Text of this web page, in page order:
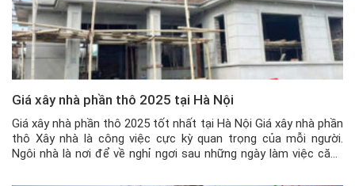
Giá xây nhà phần thô 2025 tại Hà Nội
Giá xây nhà phần thô 2025 tốt nhất tại Hà Nội Giá xây nhà phần
thô Xây nhà là công việc cực kỳ quan trọng của mỗi người.
Ngôi nhà là nơi để về nghỉ ngơi sau những ngày làm việc căng